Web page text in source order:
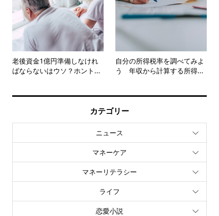
老後資金1億円準備しなけれ
ばならないはウソ？ホント...
自分の所得税率を調べてみよ
う 年収から計算する所得...
カテゴリー
ニュース
マネーケア
マネーリテラシー
ライフ
恋愛小説